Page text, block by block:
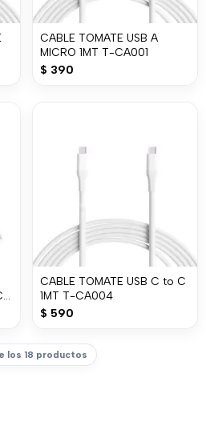
CABLE TOMATE USB A
MICRO 1MT T-CA001
$ 390
CABLE TOMATE USB C to C
1MT T-CA004
$ 590
los 18 productos